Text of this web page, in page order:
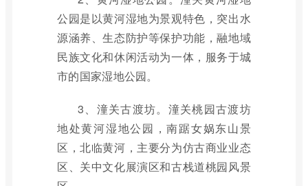
公园是以黄河湿地为景观特色，突出水
源涵养、生态防护等保护功能，融地域
民族文化和休闲活动为一体，服务于城
市的国家湿地公园。
3、潼关古渡坊。潼关桃园古渡坊
地处黄河湿地公园，南踞女娲东山景
区，北临黄河，主要分为仿古商业业态
区、关中文化展演区和古栈道桃园风景